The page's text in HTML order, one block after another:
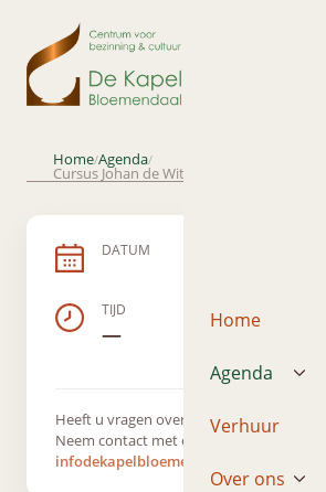
Home
Agenda
Verhuur
Over ons
Home/Agenda/
Cursus Johan de Wit; De symboliek van
DATUM
TIJD
—
Heeft u vragen over dit evenement?
Neem contact met ons op via
infodekapelbloemendaal@gmail.com